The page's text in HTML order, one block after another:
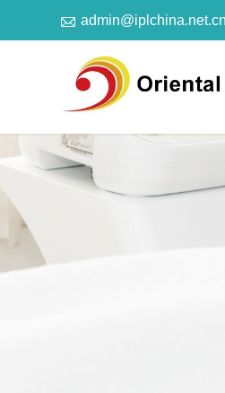
 admin@iplchina.net.cn